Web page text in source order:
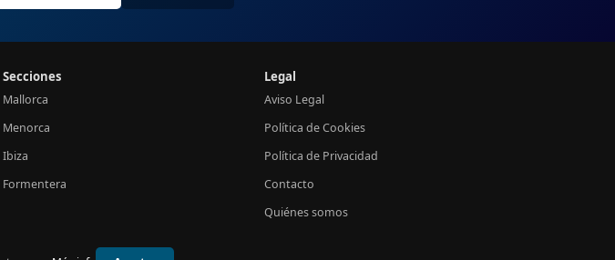
Secciones
Mallorca
Menorca
Ibiza
Formentera
Legal
Aviso Legal
Política de Cookies
Política de Privacidad
Contacto
Quiénes somos